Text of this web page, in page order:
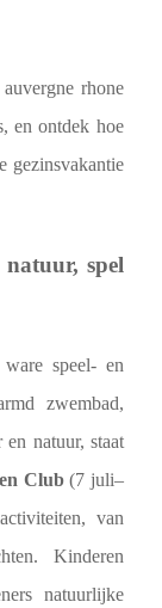
rhone
en ontdek hoe
gezinsvakantie
natuur, spel
speel- en
zwembad,
natuur, staat
Club(7 juli–
van
Kinderen
natuurlijke